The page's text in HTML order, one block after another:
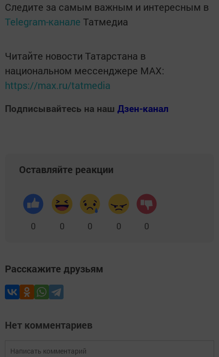
Следите за самым важным и интересным в
Telegram-канале Татмедиа
Читайте новости Татарстана в
национальном мессенджере MАХ:
https://max.ru/tatmedia
Подписывайтесь на наш Дзен-канал
Оставляйте реакции
0 0 0 0 0
Расскажите друзьям
Нет комментариев